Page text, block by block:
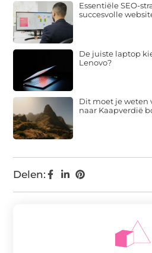
Delen:
Essentiële SEO-
succesvolle
De juiste laptop
Lenovo?
Dit moet je weten
naar Kaapverdië